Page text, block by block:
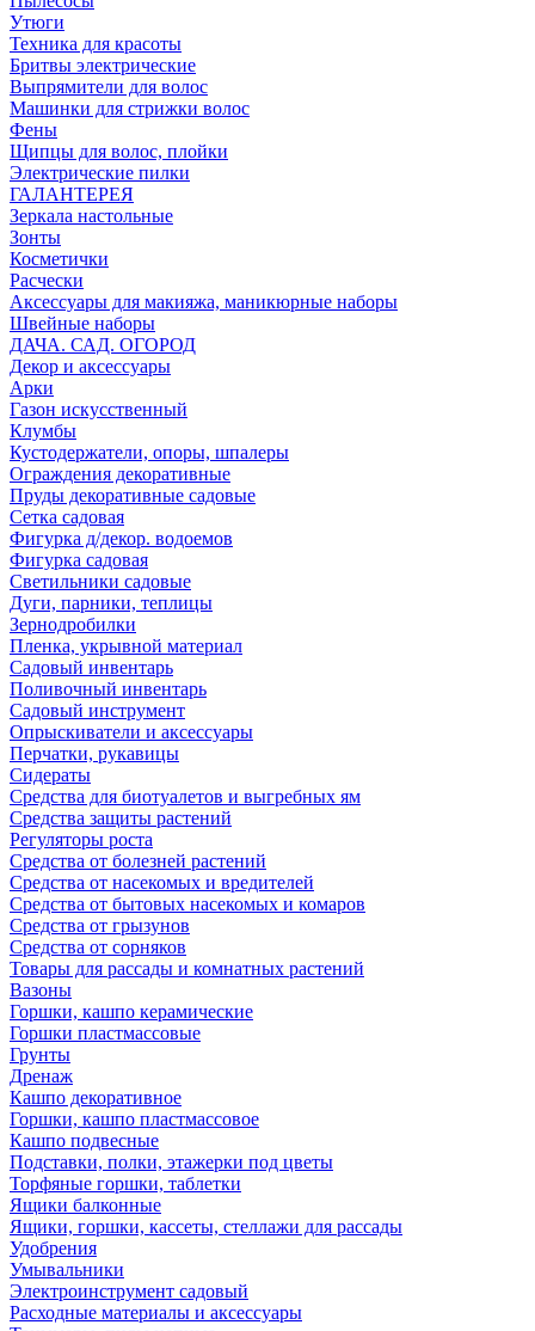
Утюги
Техника для красоты
Бритвы электрические
Выпрямители для волос
Машинки для стрижки волос
Фены
Щипцы для волос, плойки
Электрические пилки
ГАЛАНТЕРЕЯ
Зеркала настольные
Зонты
Косметички
Расчески
Аксессуары для макияжа, маникюрные наборы
Швейные наборы
ДАЧА. САД. ОГОРОД
Декор и аксессуары
Арки
Газон искусственный
Клумбы
Кустодержатели, опоры, шпалеры
Ограждения декоративные
Пруды декоративные садовые
Сетка садовая
Фигурка д/декор. водоемов
Фигурка садовая
Светильники садовые
Дуги, парники, теплицы
Зернодробилки
Пленка, укрывной материал
Садовый инвентарь
Поливочный инвентарь
Садовый инструмент
Опрыскиватели и аксессуары
Перчатки, рукавицы
Сидераты
Средства для биотуалетов и выгребных ям
Средства защиты растений
Регуляторы роста
Средства от болезней растений
Средства от насекомых и вредителей
Средства от бытовых насекомых и комаров
Средства от грызунов
Средства от сорняков
Товары для рассады и комнатных растений
Вазоны
Горшки, кашпо керамические
Горшки пластмассовые
Грунты
Дренаж
Кашпо декоративное
Горшки, кашпо пластмассовое
Кашпо подвесные
Подставки, полки, этажерки под цветы
Торфяные горшки, таблетки
Ящики балконные
Ящики, горшки, кассеты, стеллажи для рассады
Удобрения
Умывальники
Электроинструмент садовый
Расходные материалы и аксессуары